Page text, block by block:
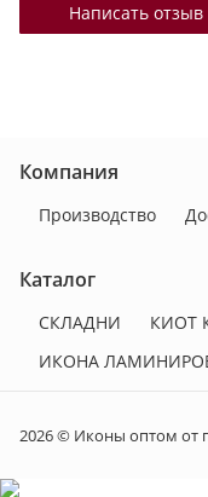
Написать отзыв
Компания
Производство
Каталог
СКЛАДНИ КИОТ
ИКОНА
2026 © Иконы оптом от